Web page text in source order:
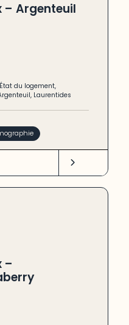
– Argenteuil
État du logement,
, Laurentides
–